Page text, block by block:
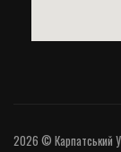
2026 © Карпатський